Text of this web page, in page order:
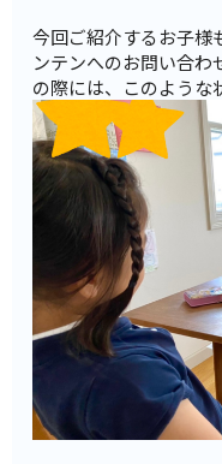
今回ご紹介するお子様
ンテンへのお問い合
の際には、このような